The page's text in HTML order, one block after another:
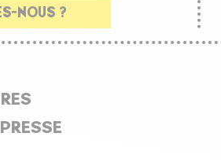
NOUS ?